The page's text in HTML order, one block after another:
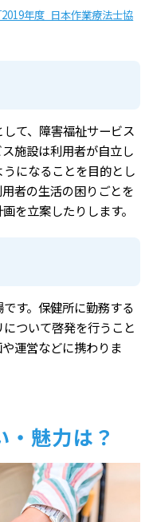
年度 日本作業療法士協
て、障害福祉サービス
施設は利用者が自立し
になることを目的とし
者の生活の困りごとを
を立案したりします。
す。保健所に勤務する
ついて啓発を行うこと
運営などに携わりま
魅力は？